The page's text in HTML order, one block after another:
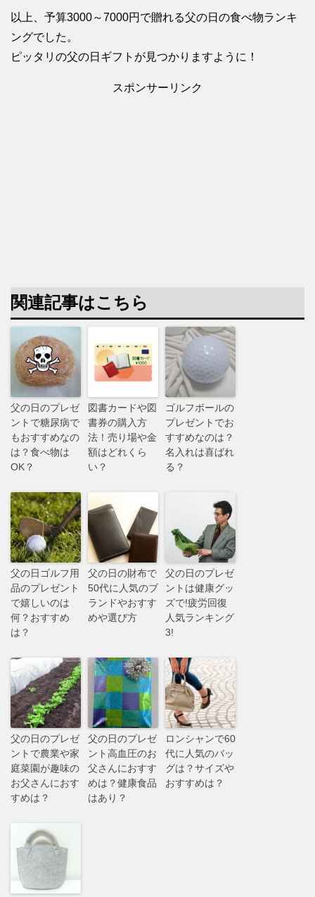
以上、予算3000～7000円で贈れる父の日の食べ物ランキ
ングでした。
ピッタリの父の日ギフトが見つかりますように！
スポンサーリンク
関連記事はこちら
父の日のプレゼ
ントで糖尿病で
もおすすめなの
は？食べ物は
OK？
図書カードや図
書券の購入方
法！売り場や金
額はどれくら
い？
ゴルフボールの
プレゼントでお
すすめなのは？
名入れは喜ばれ
る？
父の日ゴルフ用
品のプレゼント
で嬉しいのは
何？おすすめ
は？
父の日の財布で
50代に人気のブ
ランドやおすす
めや選び方
父の日のプレゼ
ントは健康グッ
ズで!疲労回復
人気ランキング
3!
父の日のプレゼ
ントで農業や家
庭菜園が趣味の
お父さんにおす
すめは？
父の日のプレゼ
ント高血圧のお
父さんにおすす
めは？健康食品
はあり？
ロンシャンで60
代に人気のバッ
グは？サイズや
おすすめは？